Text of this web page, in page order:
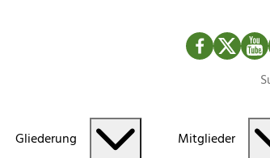
Facebook
Twitter
Gliederung Mitglieder